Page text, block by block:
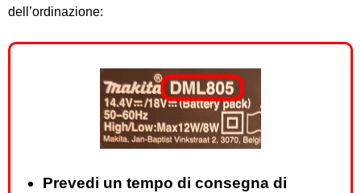
dell’ordinazione:
Prevedi un tempo di consegna di